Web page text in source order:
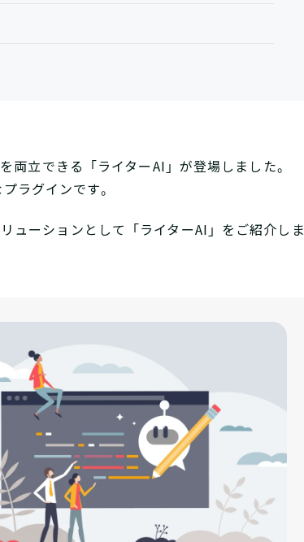
立できる「ライターAI」が登場しました。
ラグインです。
ューションとして「ライターAI」をご紹介しま